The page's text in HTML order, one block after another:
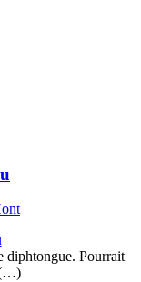
diphtongue. Pourrait
(…)